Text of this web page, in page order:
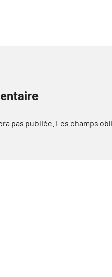
pas publiée. Les champs